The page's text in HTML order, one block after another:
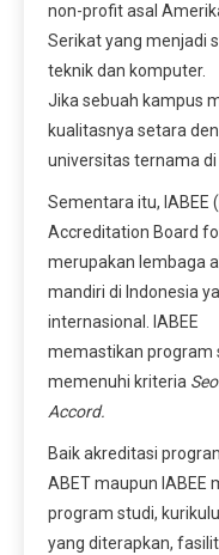
non-profit asal
Serikat yang menjadi
teknik dan komputer.
Jika sebuah kampus
kualitasnya setara
universitas ternama di
Sementara itu, IABEE
Accreditation Board
merupakan lembaga
mandiri di Indonesia
internasional. IABEE
memastikan program
memenuhi kriteria
Accord.
Baik akreditasi
ABET maupun IABEE
program studi,
yang diterapkan,